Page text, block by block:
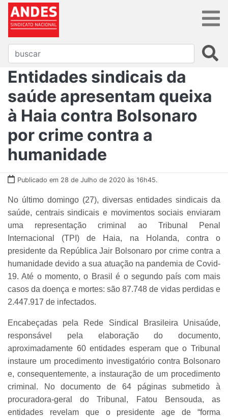
Entidades sindicais da
saúde apresentam queixa
à Haia contra Bolsonaro
por crime contra a
humanidade
Publicado em 28 de Julho de 2020 às 16h45.
No último domingo (27), diversas entidades sindicais da
saúde, centrais sindicais e movimentos sociais enviaram
uma representação criminal ao Tribunal Penal
Internacional (TPI) de Haia, na Holanda, contra o
presidente da República Jair Bolsonaro por crime contra a
humanidade devido a sua atuação na pandemia de Covid-
19. Até o momento, o Brasil é o segundo país com mais
casos da doença e mortes: são 87.748 de vidas perdidas e
2.447.917 de infectados.
Encabeçadas pela Rede Sindical Brasileira Unisaúde,
responsável pela elaboração do documento,
aproximadamente 60 entidades esperam que o Tribunal
instaure um procedimento investigatório contra Bolsonaro
e, consequentemente, a instauração de um procedimento
criminal. No documento de 64 páginas submetido à
procuradora-geral do Tribunal, Fatou Bensouda, as
entidades revelam que o presidente age de “forma